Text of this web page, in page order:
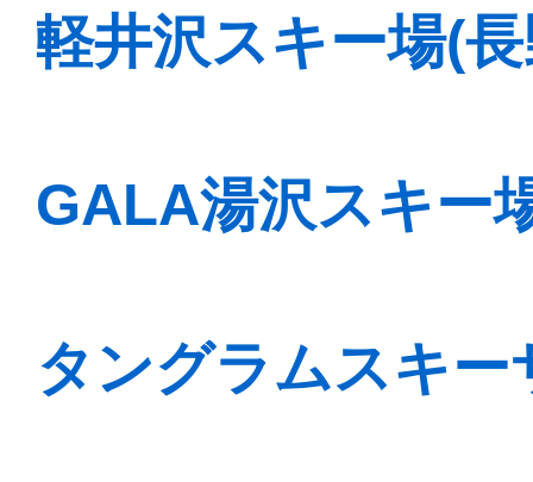
軽井沢スキー場(
GALA湯沢スキー
タングラムスキ